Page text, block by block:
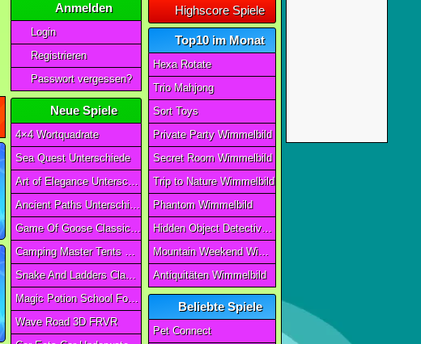
Anmelden
Login
Registrieren
Passwort vergessen?
Neue Spiele
4×4 Wortquadrate
Sea Quest Unterschiede
Art of Elegance Unterschiede
Ancient Paths Unterschiede
Game Of Goose Classic Edition
Camping Master Tents & Trees
Snake And Ladders Classic
Magic Potion School For Witch
Wave Road 3D FRVR
Highscore Spiele
Top10 im Monat
Hexa Rotate
Trio Mahjong
Sort Toys
Private Party Wimmelbild
Secret Room Wimmelbild
Trip to Nature Wimmelbild
Phantom Wimmelbild
Hidden Object Detective Story
Mountain Weekend Wimmelbild
Antiquitäten Wimmelbild
Beliebte Spiele
Pet Connect